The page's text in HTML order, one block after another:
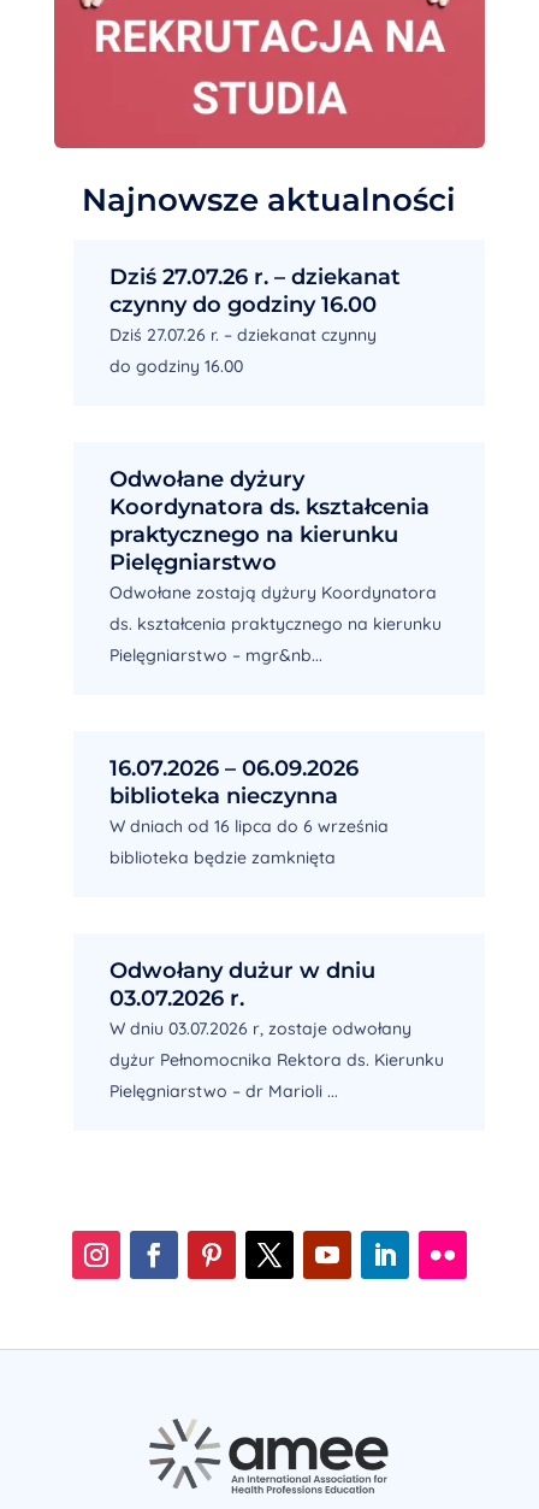
Najnowsze aktualności
Dziś 27.07.26 r. – dziekanat
czynny do godziny 16.00
Dziś 27.07.26 r. – dziekanat czynny
do godziny 16.00
Odwołane dyżury
Koordynatora ds. kształcenia
praktycznego na kierunku
Pielęgniarstwo
Odwołane zostają dyżury Koordynatora
ds. kształcenia praktycznego na kierunku
Pielęgniarstwo – mgr&nb...
16.07.2026 – 06.09.2026
biblioteka nieczynna
W dniach od 16 lipca do 6 września
biblioteka będzie zamknięta
Odwołany dużur w dniu
03.07.2026 r.
W dniu 03.07.2026 r, zostaje odwołany
dyżur Pełnomocnika Rektora ds. Kierunku
Pielęgniarstwo – dr Marioli ...